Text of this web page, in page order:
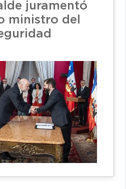
juramentó
ministro del